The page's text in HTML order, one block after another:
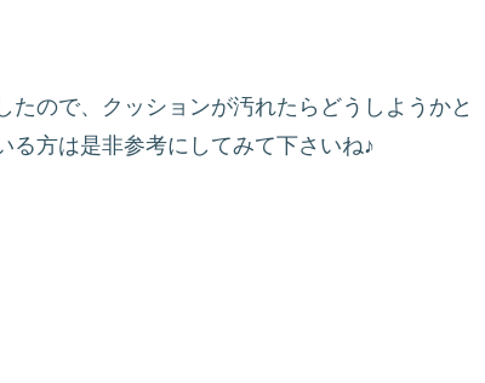
ので、クッションが汚れたらどうしようかと
る方は是非参考にしてみて下さいね♪